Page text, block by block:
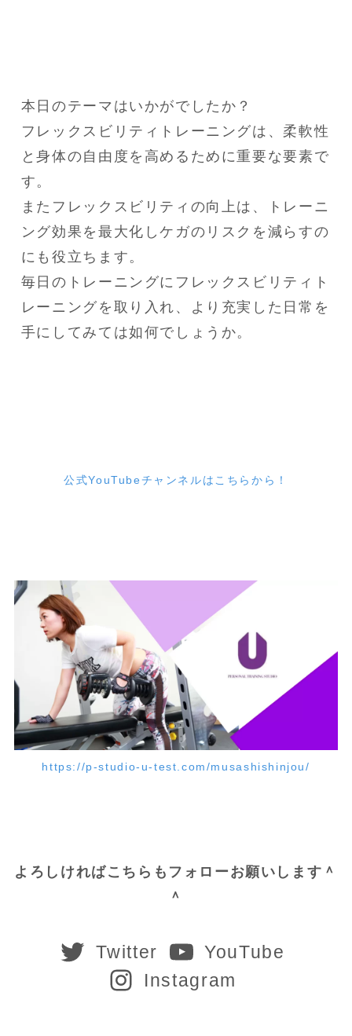
本日のテーマはいかがでしたか？
フレックスビリティトレーニングは、柔軟性
と身体の自由度を高めるために重要な要素で
す。
またフレックスビリティの向上は、トレーニ
ング効果を最大化しケガのリスクを減らすの
にも役立ちます。
毎日のトレーニングにフレックスビリティト
レーニングを取り入れ、より充実した日常を
手にしてみては如何でしょうか。
公式YouTubeチャンネルはこちらから！
https://p-studio-u-test.com/musashishinjou/
よろしければこちらもフォローお願いします＾
＾
Twitter
YouTube
Instagram